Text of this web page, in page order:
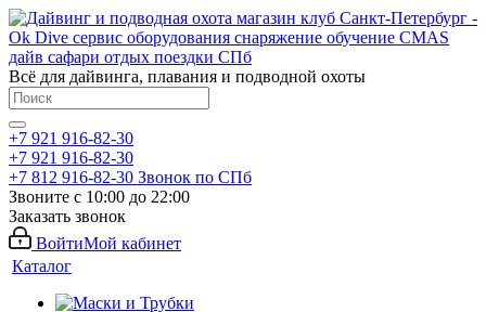
Всё для дайвинга, плавания и подводной охоты
+7 921 916-82-30
+7 921 916-82-30
+7 812 916-82-30 Звонок по СПб
Звоните с 10:00 до 22:00
Заказать звонок
ВойтиМой кабинет
Каталог